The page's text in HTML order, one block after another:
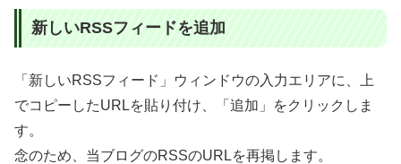
新しいRSSフィードを追加
「新しいRSSフィード」ウィンドウの入力エリアに、上
でコピーしたURLを貼り付け、「追加」をクリックしま
す。
念のため、当ブログのRSSのURLを再掲します。